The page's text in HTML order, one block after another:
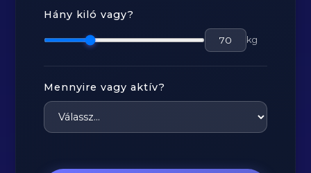
Hány kiló vagy?
kg
Mennyire vagy aktív?